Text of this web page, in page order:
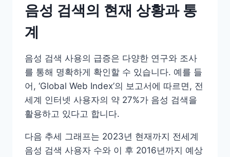
음성 검색의 현재 상황과 통
계
음성 검색 사용의 급증은 다양한 연구와 조사
를 통해 명확하게 확인할 수 있습니다. 예를 들
어, ‘Global Web Index’의 보고서에 따르면, 전
세계 인터넷 사용자의 약 27%가 음성 검색을
활용하고 있다고 합니다.
다음 추세 그래프는 2023년 현재까지 전세계
음성 검색 사용자 수와 이 후 2016년까지 예상